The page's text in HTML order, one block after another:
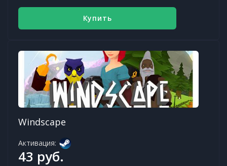
Купить
Windscape
Активация:
43 руб.